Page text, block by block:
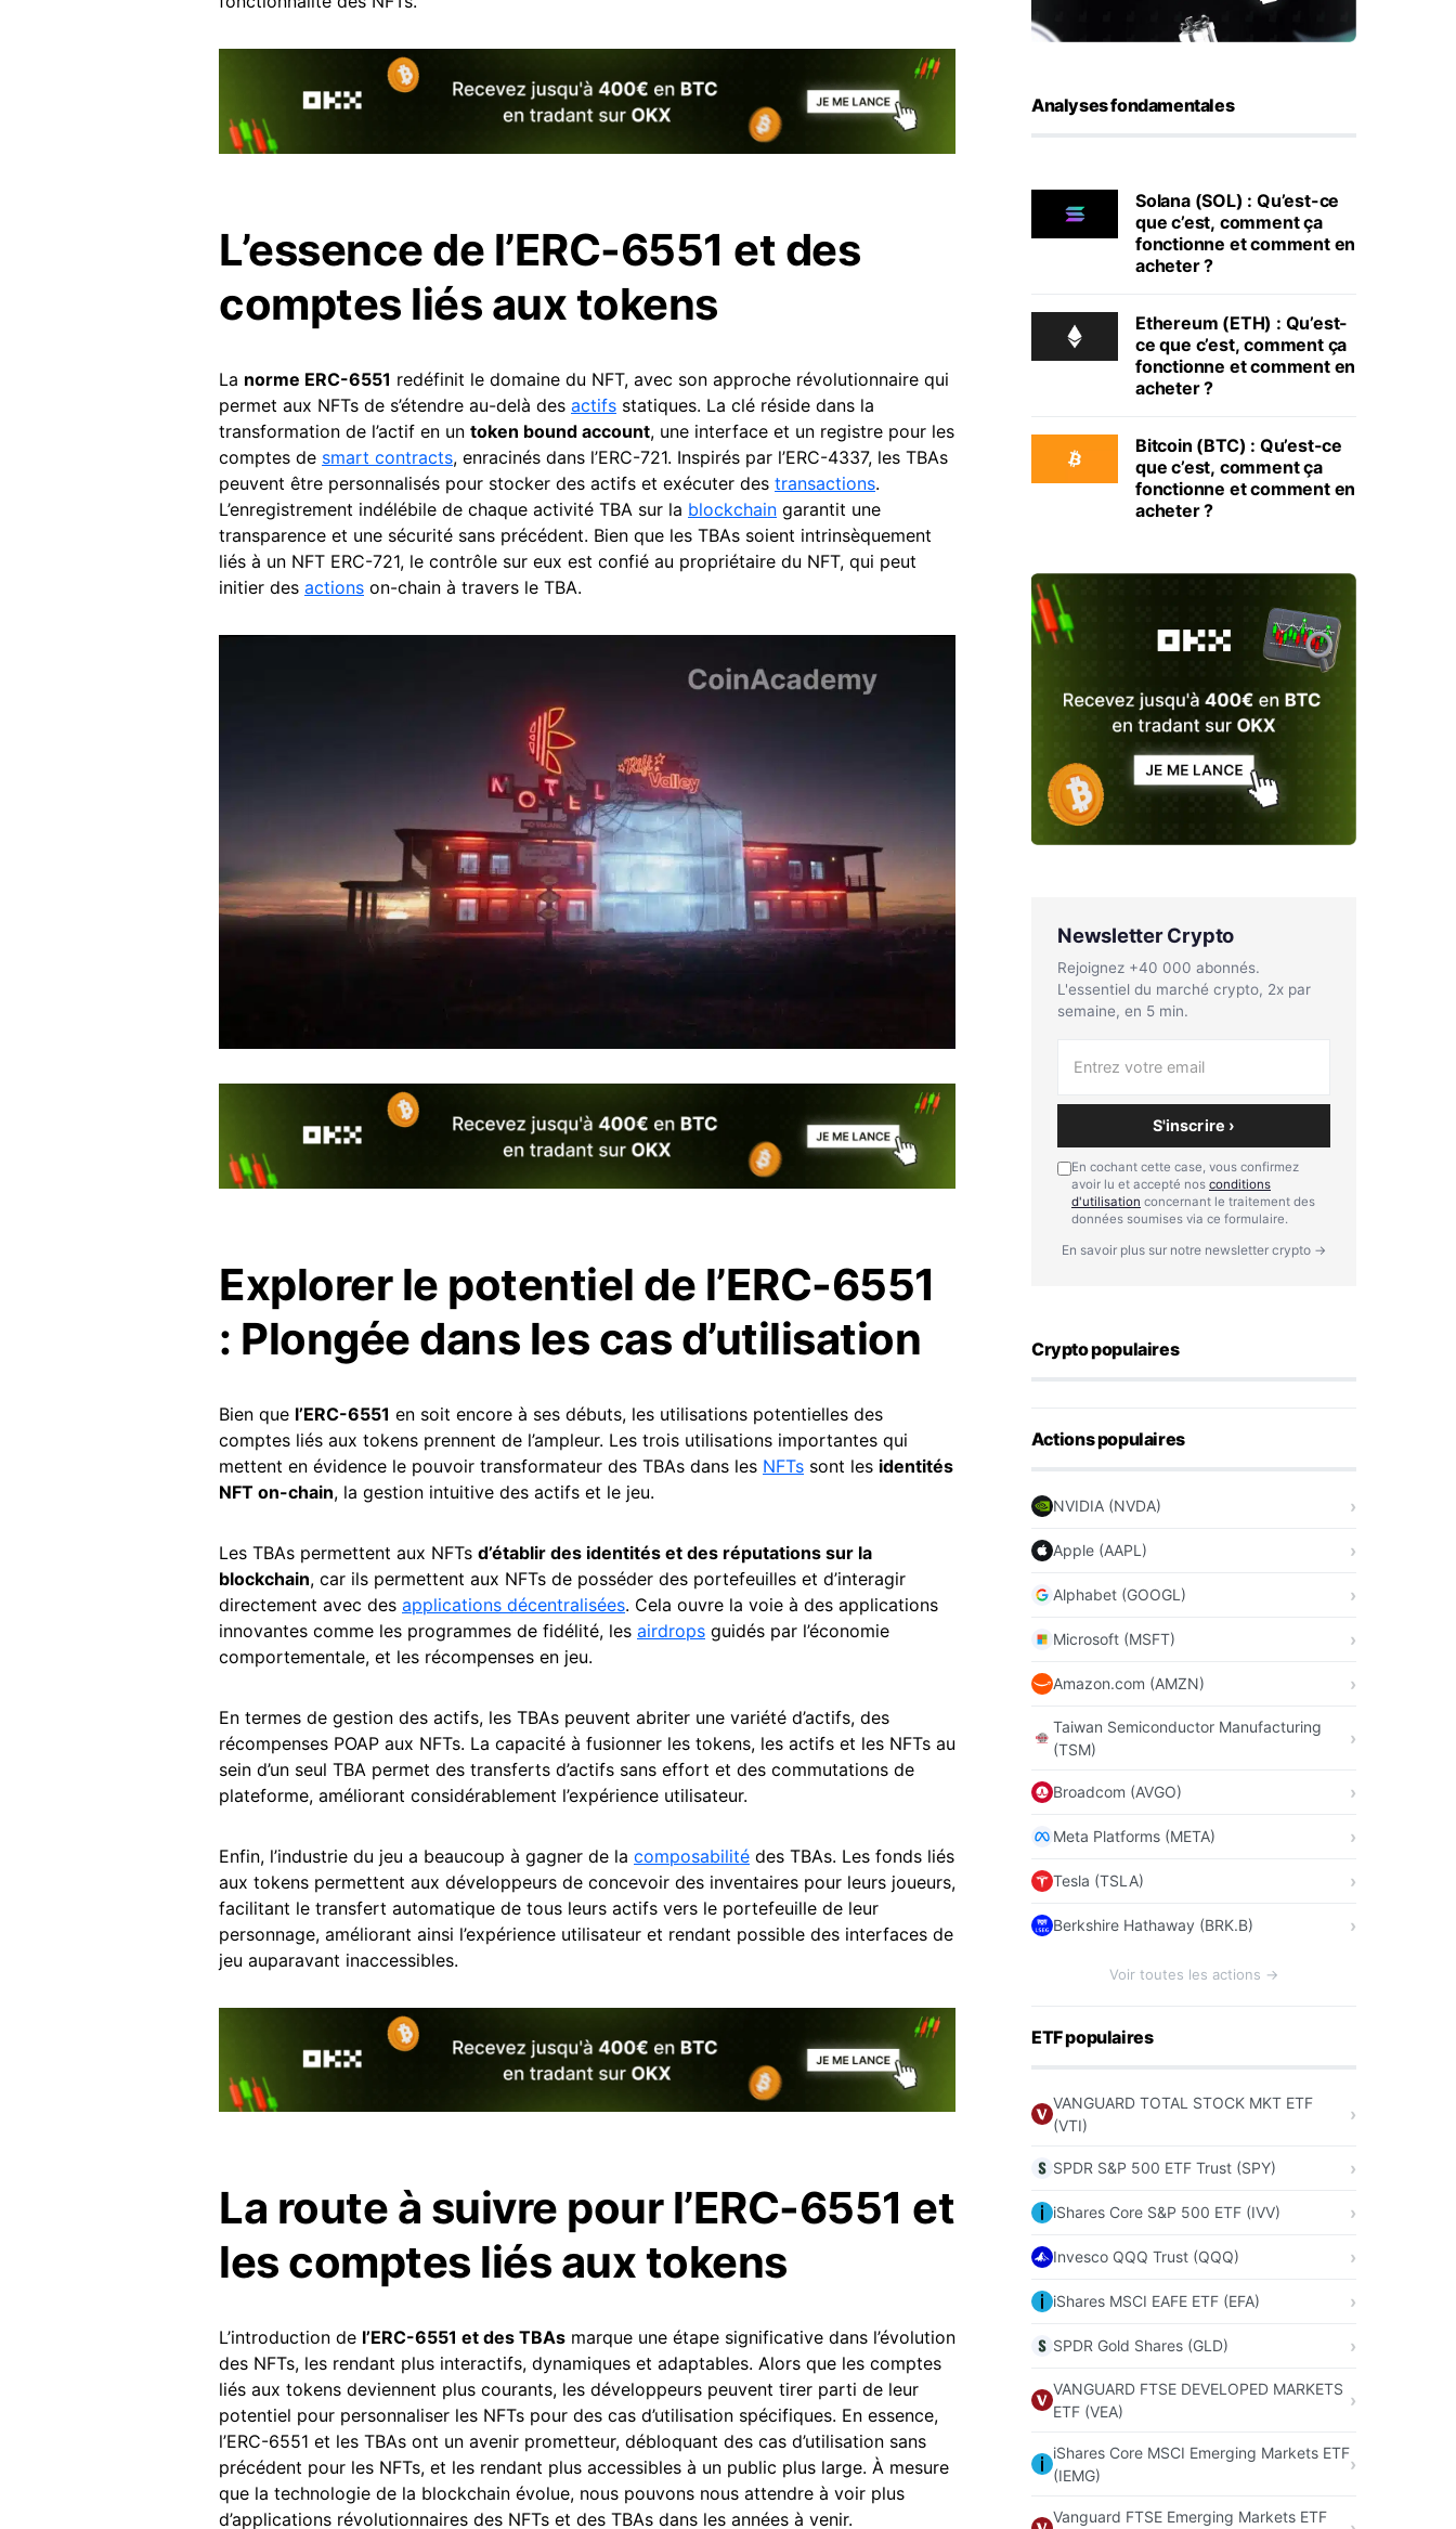
L’essence de l’ERC-6551 et des
comptes liés aux tokens
La norme ERC-6551 redéfinit le domaine du NFT, avec son approche révolutionnaire qui
permet aux NFTs de s’étendre au-delà des actifs statiques. La clé réside dans la
transformation de l’actif en un token bound account, une interface et un registre pour les
comptes de smart contracts, enracinés dans l’ERC-721. Inspirés par l’ERC-4337, les TBAs
peuvent être personnalisés pour stocker des actifs et exécuter des transactions.
L’enregistrement indélébile de chaque activité TBA sur la blockchain garantit une
transparence et une sécurité sans précédent. Bien que les TBAs soient intrinsèquement
liés à un NFT ERC-721, le contrôle sur eux est confié au propriétaire du NFT, qui peut
initier des actions on-chain à travers le TBA.
Explorer le potentiel de l’ERC-6551
: Plongée dans les cas d’utilisation
Bien que l’ERC-6551 en soit encore à ses débuts, les utilisations potentielles des
comptes liés aux tokens prennent de l’ampleur. Les trois utilisations importantes qui
mettent en évidence le pouvoir transformateur des TBAs dans les NFTs sont les identités
NFT on-chain, la gestion intuitive des actifs et le jeu.
Les TBAs permettent aux NFTs d’établir des identités et des réputations sur la
blockchain, car ils permettent aux NFTs de posséder des portefeuilles et d’interagir
directement avec des applications décentralisées. Cela ouvre la voie à des applications
innovantes comme les programmes de fidélité, les airdrops guidés par l’économie
comportementale, et les récompenses en jeu.
En termes de gestion des actifs, les TBAs peuvent abriter une variété d’actifs, des
récompenses POAP aux NFTs. La capacité à fusionner les tokens, les actifs et les NFTs au
sein d’un seul TBA permet des transferts d’actifs sans effort et des commutations de
plateforme, améliorant considérablement l’expérience utilisateur.
Enfin, l’industrie du jeu a beaucoup à gagner de la composabilité des TBAs. Les fonds liés
aux tokens permettent aux développeurs de concevoir des inventaires pour leurs joueurs,
facilitant le transfert automatique de tous leurs actifs vers le portefeuille de leur
personnage, améliorant ainsi l’expérience utilisateur et rendant possible des interfaces de
jeu auparavant inaccessibles.
La route à suivre pour l’ERC-6551 et
les comptes liés aux tokens
L’introduction de l’ERC-6551 et des TBAs marque une étape significative dans l’évolution
des NFTs, les rendant plus interactifs, dynamiques et adaptables. Alors que les comptes
liés aux tokens deviennent plus courants, les développeurs peuvent tirer parti de leur
potentiel pour personnaliser les NFTs pour des cas d’utilisation spécifiques. En essence,
l’ERC-6551 et les TBAs ont un avenir prometteur, débloquant des cas d’utilisation sans
précédent pour les NFTs, et les rendant plus accessibles à un public plus large. À mesure
que la technologie de la blockchain évolue, nous pouvons nous attendre à voir plus
d’applications révolutionnaires des NFTs et des TBAs dans les années à venir.
Analyses fondamentales
Solana (SOL) : Qu’est-ce
que c’est, comment ça
fonctionne et comment en
acheter ?
Ethereum (ETH) : Qu’est-
ce que c’est, comment ça
fonctionne et comment en
acheter ?
Bitcoin (BTC) : Qu’est-ce
que c’est, comment ça
fonctionne et comment en
acheter ?
Newsletter Crypto
Rejoignez +40 000 abonnés.
L'essentiel du marché crypto, 2x par
semaine, en 5 min.
S'inscrire ›
En cochant cette case, vous confirmez
avoir lu et accepté nos conditions
d'utilisation concernant le traitement des
données soumises via ce formulaire.
En savoir plus sur notre newsletter crypto →
Crypto populaires
Actions populaires
NVIDIA (NVDA)
Apple (AAPL)
Alphabet (GOOGL)
Microsoft (MSFT)
Amazon.com (AMZN)
Taiwan Semiconductor Manufacturing
(TSM)
Broadcom (AVGO)
Meta Platforms (META)
Tesla (TSLA)
Berkshire Hathaway (BRK.B)
Voir toutes les actions →
ETF populaires
VANGUARD TOTAL STOCK MKT ETF
(VTI)
SPDR S&P 500 ETF Trust (SPY)
iShares Core S&P 500 ETF (IVV)
Invesco QQQ Trust (QQQ)
iShares MSCI EAFE ETF (EFA)
SPDR Gold Shares (GLD)
VANGUARD FTSE DEVELOPED MARKETS
ETF (VEA)
iShares Core MSCI Emerging Markets ETF
(IEMG)
Vanguard FTSE Emerging Markets ETF